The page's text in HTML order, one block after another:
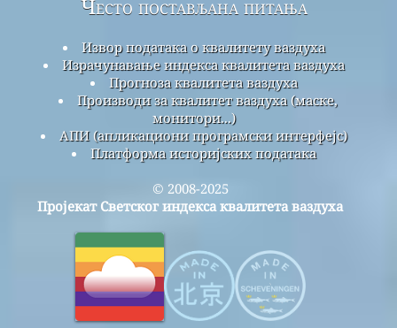
Често постављана питања
Извор података о квалитету ваздуха
Израчунавање индекса квалитета ваздуха
Прогноза квалитета ваздуха
Производи за квалитет ваздуха (маске,
монитори...)
АПИ (апликациони програмски интерфејс)
Платформа историјских података
© 2008-2025
Пројекат Светског индекса квалитета ваздуха